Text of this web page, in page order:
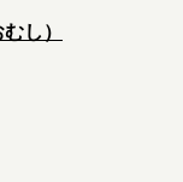
し）